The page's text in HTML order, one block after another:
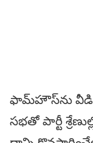
ఫామ్‌హౌస్‌ను వీడి
సభతో పార్టీ